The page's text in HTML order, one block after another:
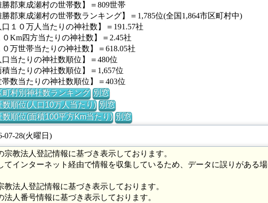
勝郡東成瀬村の世帯数】＝809世帯
勝郡東成瀬村の世帯数ランキング】＝1,785位(全国1,864市区町村中)
口１０万人当たりの神社数】＝191.57社
０Km四方当たりの神社数】＝2.45社
０万世帯当たりの神社数】＝618.05社
口当たりの神社数順位】＝480位
積当たりの神社数順位】＝1,657位
帯数当たりの神社数順位】＝403位
町村別神社数ランキング 別窓
数順位(人口10万人当たり) 別窓
数順位(面積100平方Km当たり) 別窓
07-28(火曜日)
宗教法人登記情報に基づき表示しております。
てインターネット経由で情報を収集しているため、データに誤りがある場
教法人登記情報に基づき表示しております。
人番号情報に基づき表示しております。